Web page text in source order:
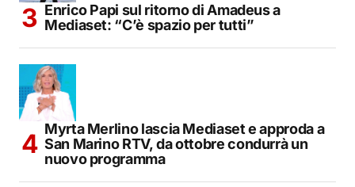
Enrico Papi sul ritorno di Amadeus a
Mediaset: “C’è spazio per tutti”
Myrta Merlino lascia Mediaset e approda a
San Marino RTV, da ottobre condurrà un
nuovo programma